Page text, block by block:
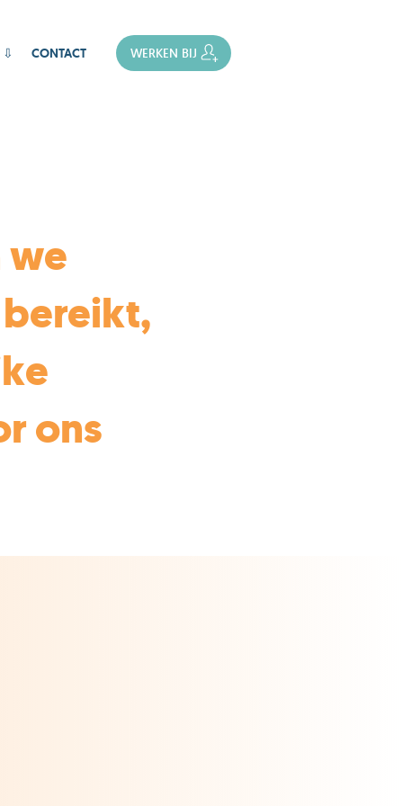
⇩ CONTACT WERKEN BIJ
we
ons